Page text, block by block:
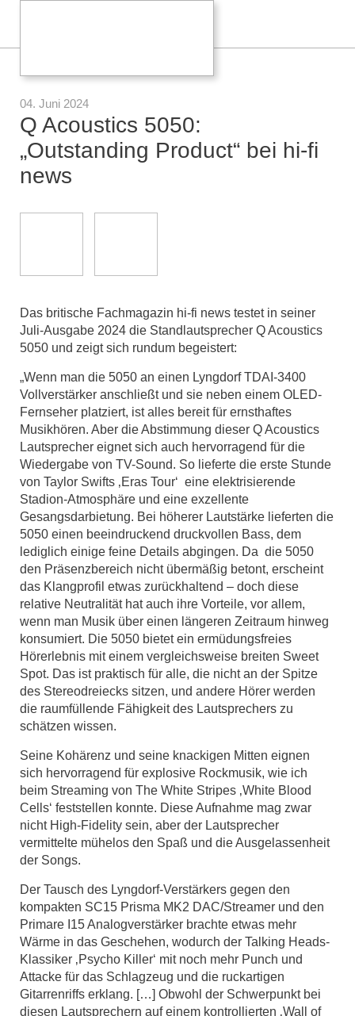
04. Juni 2024
Q Acoustics 5050:
„Outstanding Product“ bei hi-fi
news
Das britische Fachmagazin hi-fi news testet in seiner
Juli-Ausgabe 2024 die Standlautsprecher Q Acoustics
5050 und zeigt sich rundum begeistert:
„Wenn man die 5050 an einen Lyngdorf TDAI-3400
Vollverstärker anschließt und sie neben einem OLED-
Fernseher platziert, ist alles bereit für ernsthaftes
Musikhören. Aber die Abstimmung dieser Q Acoustics
Lautsprecher eignet sich auch hervorragend für die
Wiedergabe von TV-Sound. So lieferte die erste Stunde
von Taylor Swifts ‚Eras Tour‘ eine elektrisierende
Stadion-Atmosphäre und eine exzellente
Gesangsdarbietung. Bei höherer Lautstärke lieferten die
5050 einen beeindruckend druckvollen Bass, dem
lediglich einige feine Details abgingen. Da die 5050
den Präsenzbereich nicht übermäßig betont, erscheint
das Klangprofil etwas zurückhaltend – doch diese
relative Neutralität hat auch ihre Vorteile, vor allem,
wenn man Musik über einen längeren Zeitraum hinweg
konsumiert. Die 5050 bietet ein ermüdungsfreies
Hörerlebnis mit einem vergleichsweise breiten Sweet
Spot. Das ist praktisch für alle, die nicht an der Spitze
des Stereodreiecks sitzen, und andere Hörer werden
die raumfüllende Fähigkeit des Lautsprechers zu
schätzen wissen.
Seine Kohärenz und seine knackigen Mitten eignen
sich hervorragend für explosive Rockmusik, wie ich
beim Streaming von The White Stripes ‚White Blood
Cells‘ feststellen konnte. Diese Aufnahme mag zwar
nicht High-Fidelity sein, aber der Lautsprecher
vermittelte mühelos den Spaß und die Ausgelassenheit
der Songs.
Der Tausch des Lyngdorf-Verstärkers gegen den
kompakten SC15 Prisma MK2 DAC/Streamer und den
Primare I15 Analogverstärker brachte etwas mehr
Wärme in das Geschehen, wodurch der Talking Heads-
Klassiker ‚Psycho Killer‘ mit noch mehr Punch und
Attacke für das Schlagzeug und die ruckartigen
Gitarrenriffs erklang. […] Obwohl der Schwerpunkt bei
diesen Lautsprechern auf einem kontrollierten ‚Wall of